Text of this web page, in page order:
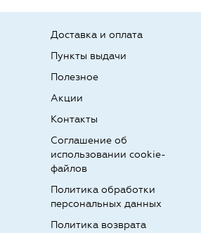
Доставка и оплата
Пункты выдачи
Полезное
Акции
Контакты
Соглашение об
использовании cookie-
файлов
Политика обработки
персональных данных
Политика возврата